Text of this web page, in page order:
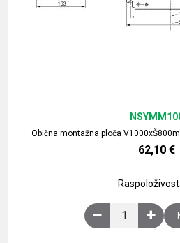
Obična montažna ploča
62,10 €
Raspoloživost:
Obična